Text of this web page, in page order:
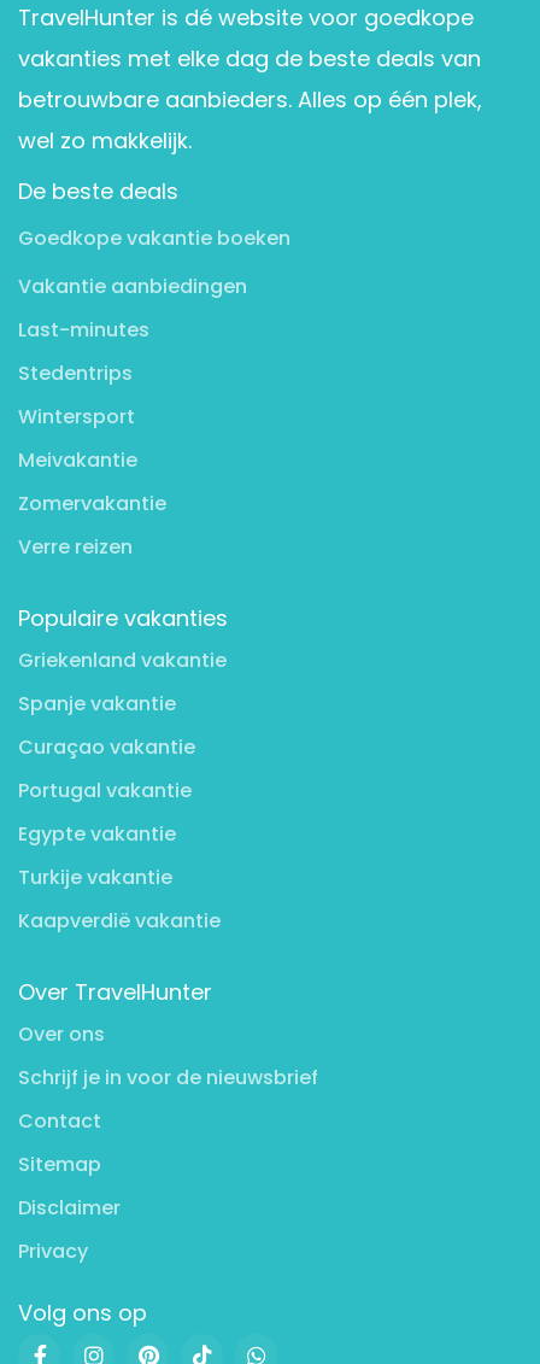
TravelHunter is dé website voor goedkope
vakanties met elke dag de beste deals van
betrouwbare aanbieders. Alles op één plek,
wel zo makkelijk.
De beste deals
Goedkope vakantie boeken
Vakantie aanbiedingen
Last-minutes
Stedentrips
Wintersport
Meivakantie
Zomervakantie
Verre reizen
Populaire vakanties
Griekenland vakantie
Spanje vakantie
Curaçao vakantie
Portugal vakantie
Egypte vakantie
Turkije vakantie
Kaapverdië vakantie
Over TravelHunter
Over ons
Schrijf je in voor de nieuwsbrief
Contact
Sitemap
Disclaimer
Privacy
Volg ons op